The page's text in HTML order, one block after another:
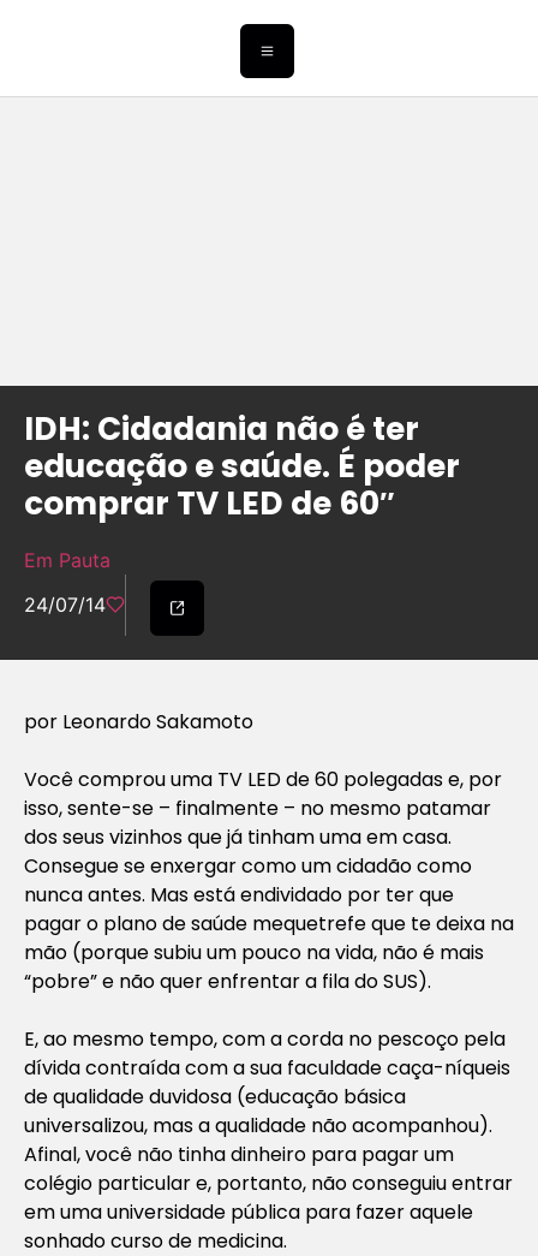
IDH: Cidadania não é ter
educação e saúde. É poder
comprar TV LED de 60″
Em Pauta
24/07/14
por Leonardo Sakamoto
Você comprou uma TV LED de 60 polegadas e, por
isso, sente-se – finalmente – no mesmo patamar
dos seus vizinhos que já tinham uma em casa.
Consegue se enxergar como um cidadão como
nunca antes. Mas está endividado por ter que
pagar o plano de saúde mequetrefe que te deixa na
mão (porque subiu um pouco na vida, não é mais
“pobre” e não quer enfrentar a fila do SUS).
E, ao mesmo tempo, com a corda no pescoço pela
dívida contraída com a sua faculdade caça-níqueis
de qualidade duvidosa (educação básica
universalizou, mas a qualidade não acompanhou).
Afinal, você não tinha dinheiro para pagar um
colégio particular e, portanto, não conseguiu entrar
em uma universidade pública para fazer aquele
sonhado curso de medicina.